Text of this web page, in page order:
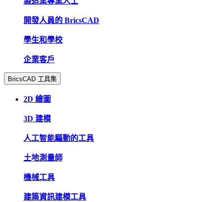
開發人員的 BricsCAD
學生和學校
企業客戶
BricsCAD 工具集
2D 繪圖
3D 建模
人工智能驅動的工具
土地測量師
機械工具
建築資訊建模工具